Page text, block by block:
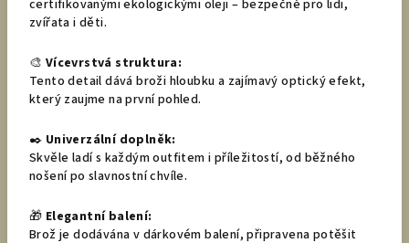
certifikovanými ekologickými oleji – bezpečné pro lidi,
zvířata i děti.
🎨 Vícevrstvá struktura:
Tento detail dává broži hloubku a zajímavý optický efekt,
který zaujme na první pohled.
✒️ Univerzální doplněk:
Skvěle ladí s každým outfitem i příležitostí, od běžného
nošení po slavnostní chvíle.
🎁 Elegantní balení:
Brož je dodávána v dárkovém balení, připravena potěšit